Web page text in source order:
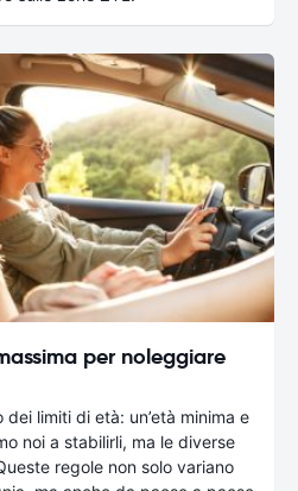
per noleggiare
limiti di età: un’età minima e
noi a stabilirli, ma le diverse
regole non solo variano